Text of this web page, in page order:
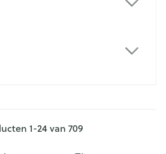
1-24van 709